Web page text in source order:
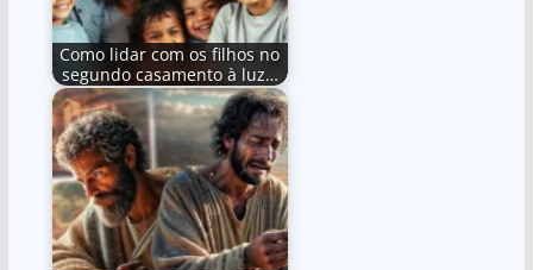
Como lidar com os filhos no
segundo casamento à luz…